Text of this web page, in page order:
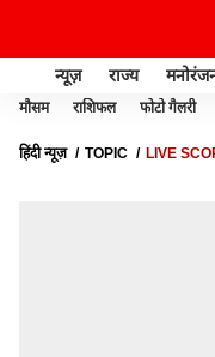
न्यूज़ राज्य
मौसम राशिफल फोटो गैलरी
हिंदी न्यूज़ TOPIC LIVE